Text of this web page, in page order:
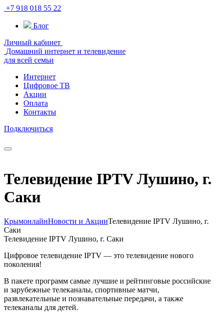
+7 918 018 55 22
Блог
Личный кабинет
Домашний интернет и телевидение
для всей семьи
Интернет
Цифровое ТВ
Акции
Оплата
Контакты
Подключиться
Телевидение IPTV Лушино, г.
Саки
КрымонлайнНовости и АкцииТелевидение IPTV Лушино, г.
Саки
Телевидение IPTV Лушино, г. Саки
Цифровое телевидение IPTV — это телевидение нового
поколения!
В пакете программ самые лучшие и рейтинговые российские
и зарубежные телеканалы, спортивные матчи,
развлекательные и познавательные передачи, а также
телеканалы для детей.